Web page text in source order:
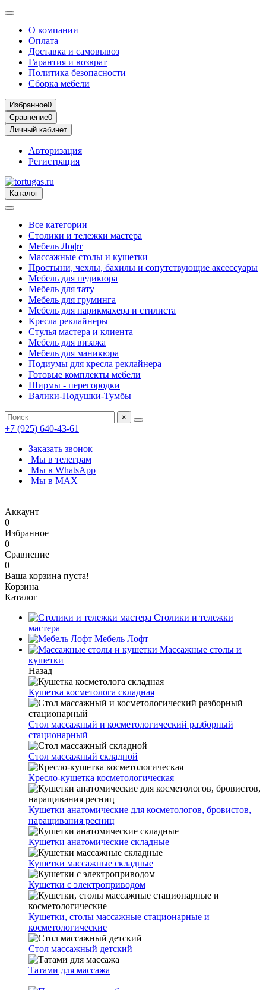
О компании
Оплата
Доставка и самовывоз
Гарантия и возврат
Политика безопасности
Сборка мебели
Избранное0
Сравнение0
Личный кабинет
Авторизация
Регистрация
Каталог
Все категории
Столики и тележки мастера
Мебель Лофт
Массажные столы и кушетки
Простыни, чехлы, бахилы и сопутствующие аксессуары
Мебель для педикюра
Мебель для тату
Мебель для груминга
Мебель для парикмахера и стилиста
Кресла реклайнеры
Стулья мастера и клиента
Мебель для визажа
Мебель для маникюра
Подиумы для кресла реклайнера
Готовые комплекты мебели
Ширмы - перегородки
Валики-Подушки-Тумбы
×
+7 (925) 640-43-61
Заказать звонок
Мы в телеграм
Мы в WhatsApp
Мы в MAX
Аккаунт
0
Избранное
0
Сравнение
0
Ваша корзина пуста!
Корзина
Каталог
Столики и тележки
мастера
Мебель Лофт
Массажные столы и
кушетки
Назад
Кушетка косметолога складная
Стол массажный и косметологический разборный
стационарный
Стол массажный складной
Кресло-кушетка косметологическая
Кушетки анатомические для косметологов, бровистов,
наращивания ресниц
Кушетки анатомические складные
Кушетки массажные складные
Кушетки с электроприводом
Кушетки, столы массажные стационарные и
косметологические
Стол массажный детский
Татами для массажа